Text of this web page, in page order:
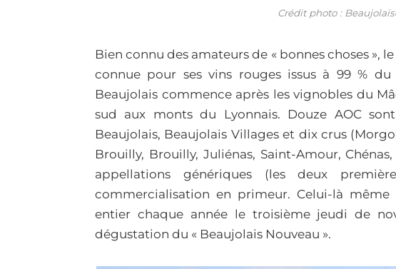
Crédit photo :
Bien connu des amateurs de « bonnes choses »,
connue pour ses vins rouges issus à 99 %
Beaujolais commence après les vignobles du
sud aux monts du Lyonnais. Douze AOC
Beaujolais, Beaujolais Villages et dix crus
Brouilly, Brouilly, Juliénas, Saint-Amour,
appellations génériques (les deux
commercialisation en primeur. Celui-là
entier chaque année le troisième jeudi de
dégustation du « Beaujolais Nouveau ».